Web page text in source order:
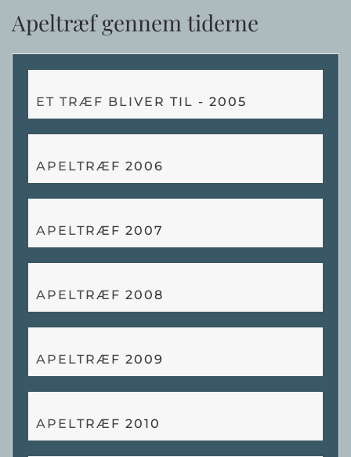
Apeltræf gennem tiderne
ET TRÆF BLIVER TIL - 2005
APELTRÆF 2006
APELTRÆF 2007
APELTRÆF 2008
APELTRÆF 2009
APELTRÆF 2010